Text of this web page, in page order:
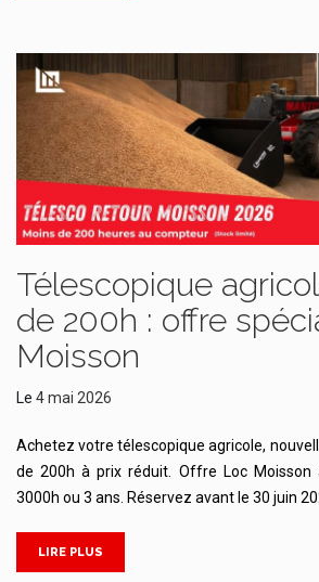
Télescopique
de 200h : offre
Moisson
Le 4 mai 2026
Achetez votre télescopique agricole,
de 200h à prix réduit. Offre Loc Moisson
3000h ou 3 ans. Réservez avant le 30 juin
LIRE PLUS